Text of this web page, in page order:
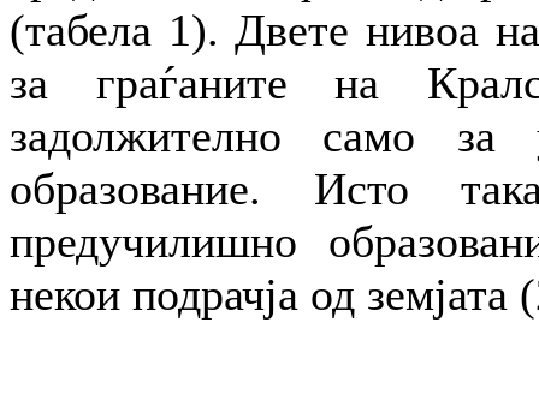
(табела 1). Двете нивоа
за граѓаните на
задолжително само за
образование. Исто
предучилишно
некои подрачја од земјата